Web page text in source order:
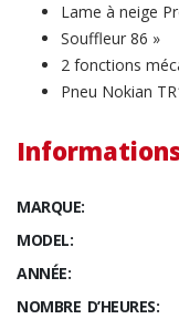
Lame à neige
Souffleur 86 »
2 fonctions
Pneu Nokian
MARQUE:
MODEL:
ANNÉE:
NOMBRE D’HEURES: